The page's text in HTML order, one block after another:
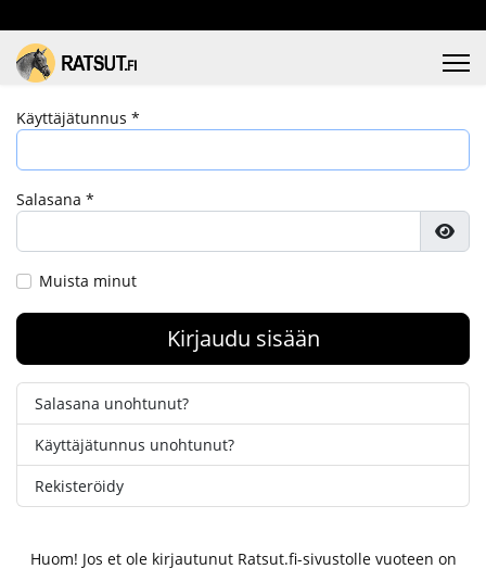
Käyttäjätunnus *
Salasana *
Muista minut
Kirjaudu sisään
Salasana unohtunut?
Käyttäjätunnus unohtunut?
Rekisteröidy
Huom! Jos et ole kirjautunut Ratsut.fi-sivustolle vuoteen on